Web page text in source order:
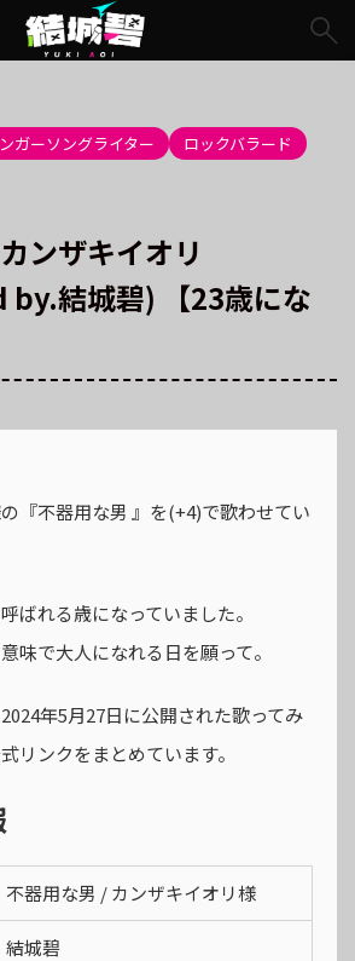
ガーソングライター
ロックバラード
ンザキイオリ
結城碧) 【23歳にな
『不器用な男 』を(+4)で歌わせてい
ばれる歳になっていました。
味で大人になれる日を願って。
年5月27日に公開された歌ってみ
リンクをまとめています。
不器用な男 / カンザキイオリ様
結城碧